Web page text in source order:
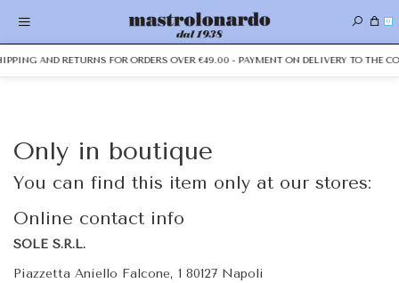
0
AND RETURNS FOR ORDERS OVER €49.00 - PAYMENT ON DELIVERY TO THE
Only in boutique
You can find this item only at our stores:
Online contact info
SOLE S.R.L.
Piazzetta Aniello Falcone, 1 80127 Napoli